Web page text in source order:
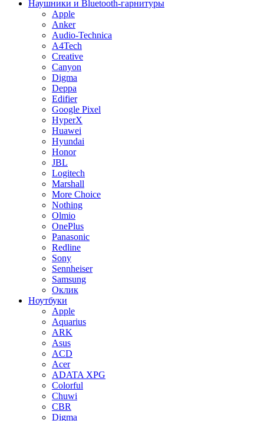
Наушники и Bluetooth-гарнитуры
Apple
Anker
Audio-Technica
A4Tech
Creative
Canyon
Digma
Deppa
Edifier
Google Pixel
HyperX
Huawei
Hyundai
Honor
JBL
Logitech
Marshall
More Choice
Nothing
Olmio
OnePlus
Panasonic
Redline
Sony
Sennheiser
Samsung
Оклик
Ноутбуки
Apple
Aquarius
ARK
Asus
ACD
Acer
ADATA XPG
Colorful
Chuwi
CBR
Digma